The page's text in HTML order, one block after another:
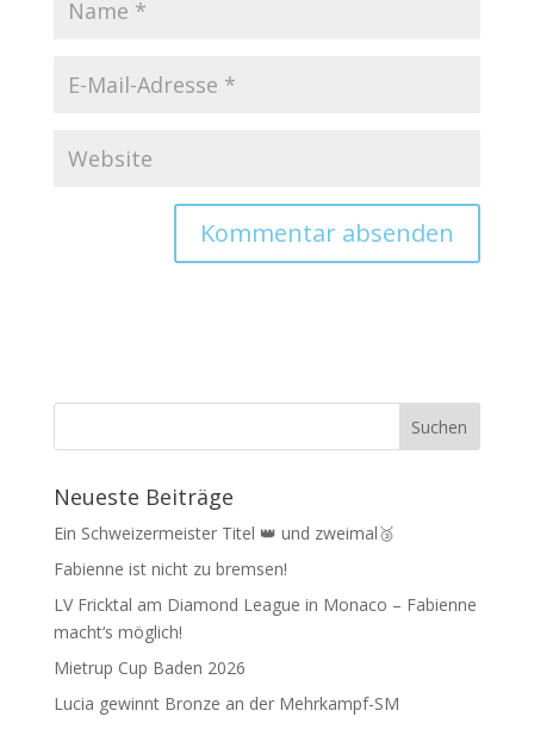
Neueste Beiträge
Ein Schweizermeister Titel 👑 und zweimal🥉
Fabienne ist nicht zu bremsen!
LV Fricktal am Diamond League in Monaco – Fabienne
macht‘s möglich!
Mietrup Cup Baden 2026
Lucia gewinnt Bronze an der Mehrkampf-SM